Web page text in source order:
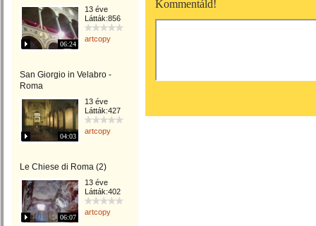
06:24
13 éve
Látták:856
artcopy
San Giorgio in Velabro -
Roma
04:03
13 éve
Látták:427
artcopy
Le Chiese di Roma (2)
06:07
13 éve
Látták:402
artcopy
Kommentáld!